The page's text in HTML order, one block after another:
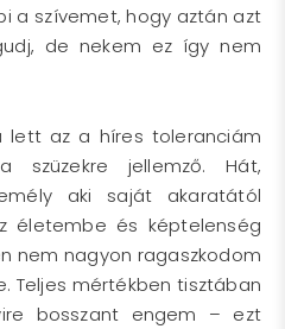
a szívemet, hogy aztán azt
de nekem ez így nem
lett az a híres toleranciám
szüzekre jellemző. Hát,
aki saját akaratától
életembe és képtelenség
nem nagyon ragaszkodom
Teljes mértékben tisztában
bosszant engem – ezt